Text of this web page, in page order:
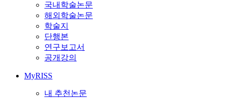
국내학술논문
해외학술논문
학술지
단행본
연구보고서
공개강의
MyRISS
내 추천논문